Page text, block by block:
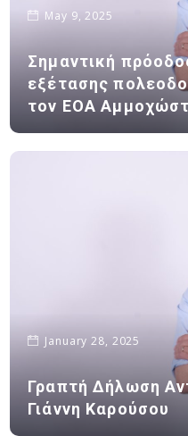
May 9, 2025
Σημαντική
εξέτασης
τον ΕΟΑ
January 28, 2025
Γραπτή Δήλωση
Γιάννη Καρούσου